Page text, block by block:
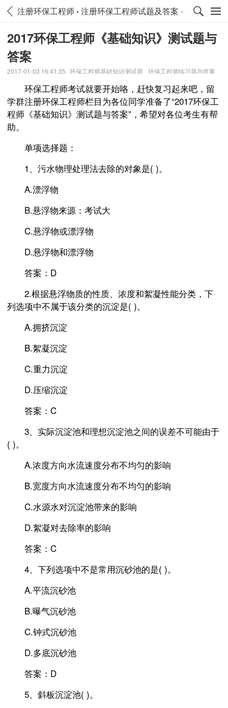
注册环保工程师 注册环保工程师试题及答案 内蒙古注
2017环保工程师《基础知识》测试题与
答案
2017-01-03 16:41:35 环保工程师基础知识测试题 环保工程师练习题与答案
环保工程师考试就要开始咯，赶快复习起来吧，留
学群注册环保工程师栏目为各位同学准备了“2017环保工
程师《基础知识》测试题与答案”，希望对各位考生有帮
助。
单项选择题：
1、污水物理处理法去除的对象是( )。
A.漂浮物
B.悬浮物来源：考试大
C.悬浮物或漂浮物
D.悬浮物和漂浮物
答案：D
2.根据悬浮物质的性质、浓度和絮凝性能分类，下
列选项中不属于该分类的沉淀是( )。
A.拥挤沉淀
B.絮凝沉淀
C.重力沉淀
D.压缩沉淀
答案：C
3、实际沉淀池和理想沉淀池之间的误差不可能由于
( )。
A.浓度方向水流速度分布不均匀的影响
B.宽度方向水流速度分布不均匀的影响
C.水源水对沉淀池带来的影响
D.絮凝对去除率的影响
答案：C
4、下列选项中不是常用沉砂池的是( )。
A.平流沉砂池
B.曝气沉砂池
C.钟式沉砂池
D.多底沉砂池
答案：D
5、斜板沉淀池( )。